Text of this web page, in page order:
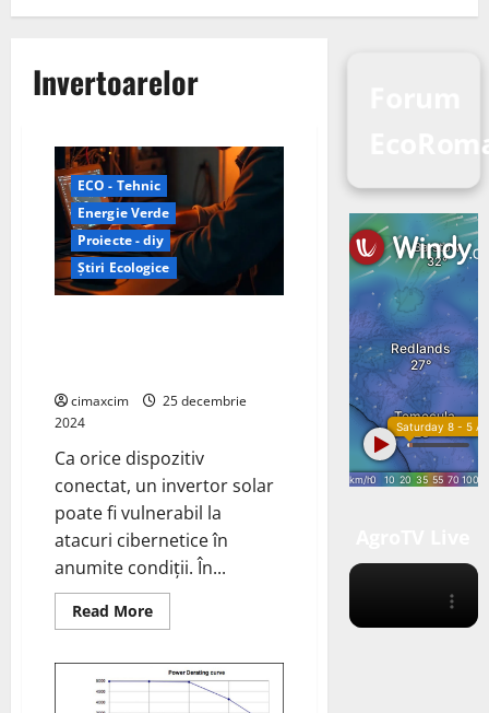
Invertoarelor
ECO - Tehnic
Energie Verde
Proiecte - diy
Știri Ecologice
cimaxcim
25 decembrie
2024
Ca orice dispozitiv
conectat, un invertor solar
poate fi vulnerabil la
atacuri cibernetice în
anumite condiții. În...
Read MoreRead
more
invertoarelor
solare
conectate